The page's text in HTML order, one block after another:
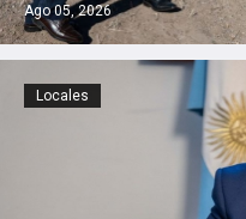
Ago 05, 2026
Locales